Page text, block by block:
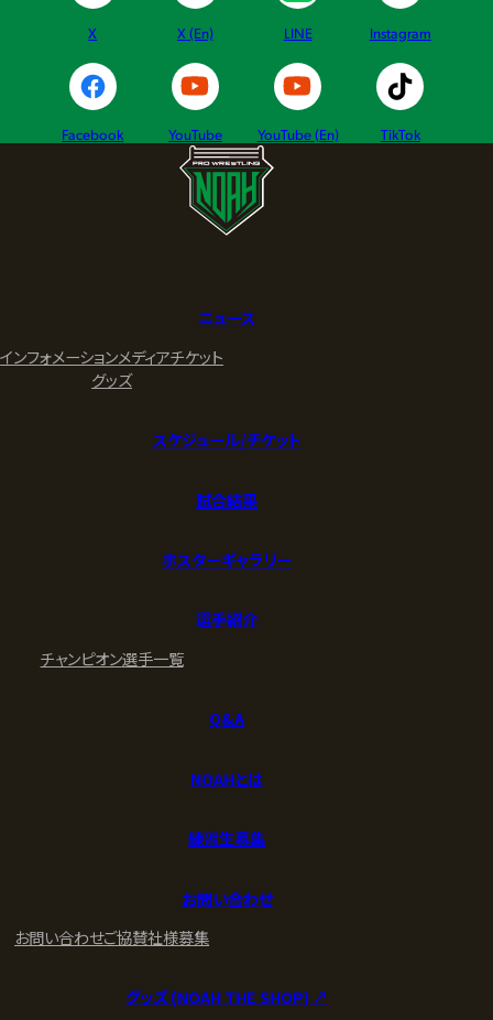
X X (En) LINE Instagram
Facebook YouTube YouTube (En) TikTok
ニュース
インフォメーションメディアチケット
グッズ
スケジュール/チケット
試合結果
ポスターギャラリー
選手紹介
チャンピオン選手一覧
Q&A
NOAHとは
練習生募集
お問い合わせ
お問い合わせご協賛社様募集
グッズ (NOAH THE SHOP) ↗︎